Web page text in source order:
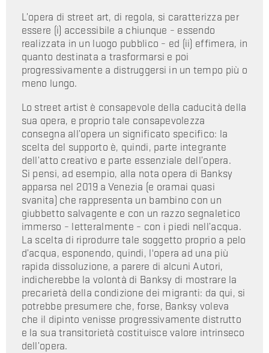
L’opera di street art, di regola, si caratterizza per
essere (i) accessibile a chiunque – essendo
realizzata in un luogo pubblico – ed (ii) effimera, in
quanto destinata a trasformarsi e poi
progressivamente a distruggersi in un tempo più o
meno lungo.
Lo street artist è consapevole della caducità della
sua opera, e proprio tale consapevolezza
consegna all’opera un significato specifico: la
scelta del supporto è, quindi, parte integrante
dell’atto creativo e parte essenziale dell’opera.
Si pensi, ad esempio, alla nota opera di Banksy
apparsa nel 2019 a Venezia (e oramai quasi
svanita) che rappresenta un bambino con un
giubbetto salvagente e con un razzo segnaletico
immerso – letteralmente – con i piedi nell’acqua.
La scelta di riprodurre tale soggetto proprio a pelo
d’acqua, esponendo, quindi, l'opera ad una più
rapida dissoluzione, a parere di alcuni Autori,
indicherebbe la volontà di Banksy di mostrare la
precarietà della condizione dei migranti: da qui, si
potrebbe presumere che, forse, Banksy voleva
che il dipinto venisse progressivamente distrutto
e la sua transitorietà costituisce valore intrinseco
dell’opera.